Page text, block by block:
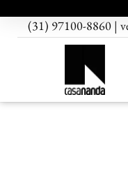
(31) 97100-8860 |